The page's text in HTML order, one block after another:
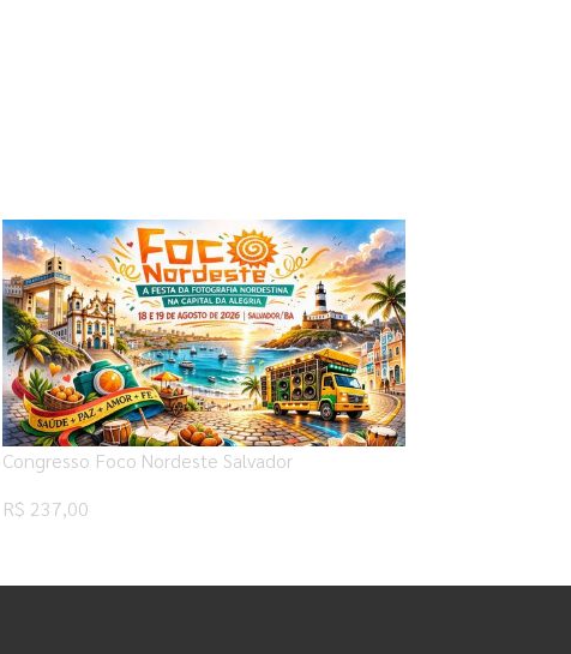
Congresso Foco Nordeste Salvador
R$ 237,00